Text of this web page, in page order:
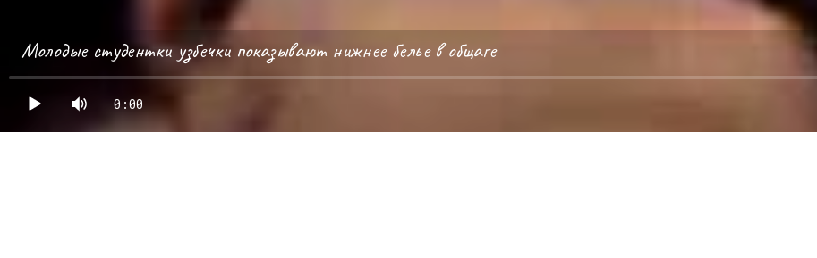
0:00
Молодые студентки узбечки показывают нижнее белье в общаге